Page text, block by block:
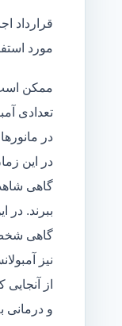
قرارداد
مورد
ممکن است
تعدادی
در
در این
گاهی
ببرند. در
گاهی شخص
نیز
از
و درمانی